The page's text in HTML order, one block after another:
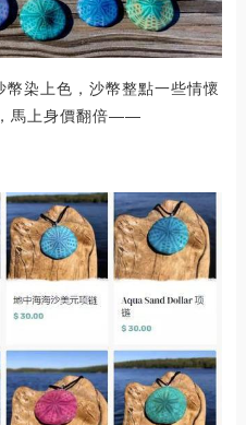
幣染上色，沙幣整點一些情懷
馬上身價翻倍——